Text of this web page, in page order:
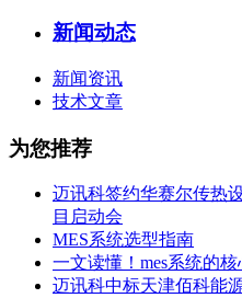
新闻动态
新闻资讯
技术文章
为您推荐
迈讯科签约华赛尔传热
目启动会
MES系统选型指南
一文读懂！mes系统的
迈讯科中标天津佰科能